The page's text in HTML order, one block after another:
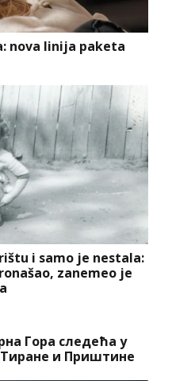
nova linija paketa
i samo je nestala:
zanemeo je
Гора следећа у
Тиране и Приштине